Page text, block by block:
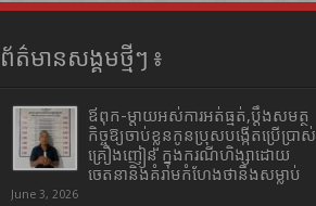
ព័ត៌មានសង្គមថ្មីៗ ៖
ឪពុក-ម្ដាយអស់ការអត់ធ្មត់,ប្ដឹងសមត្ថ
កិច្ចឱ្យចាប់ខ្លួនកូនប្រុសបង្កើតប្រើប្រាស់
គ្រឿងញៀន ក្នុងករណីហិង្សាដោយ
ចេតនានិងគំរាមកំហែងថានឹងសម្លាប់
June 3, 2026